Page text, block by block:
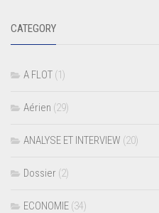
CATEGORY
A FLOT (1)
Aérien (29)
ANALYSE ET INTERVIEW (20)
Dossier (2)
ECONOMIE (34)